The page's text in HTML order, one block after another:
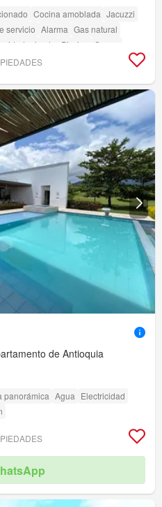
Cocina amoblada Jacuzzi
servicio Alarma Gas natural
privada Piscina
Sauna
de Antioquia
panorámica Agua Electricidad